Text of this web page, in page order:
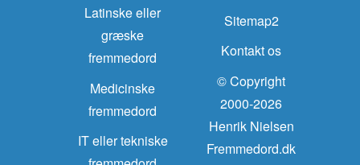
Latinske eller
græske
fremmedord
Medicinske
fremmedord
IT eller tekniske
Sitemap2
Kontakt os
© Copyright
2000-2026
Henrik Nielsen
Fremmedord.dk